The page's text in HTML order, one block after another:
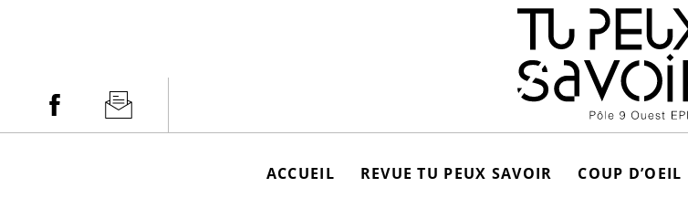
Facebook Newsletter
ACCUEIL REVUE TU PEUX SAVOIR COUP D’OEIL